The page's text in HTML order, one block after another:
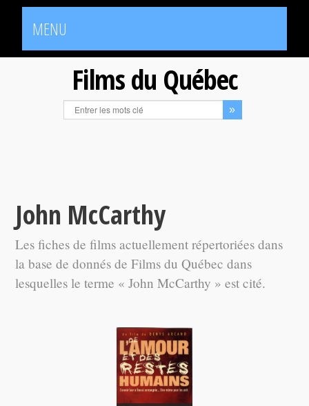
MENU
Films du Québec
John McCarthy
Les fiches de films actuellement répertoriées dans
la base de donnés de Films du Québec dans
lesquelles le terme « John McCarthy » est cité.